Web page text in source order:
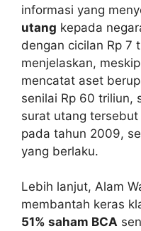
informasi yang
utang kepada
dengan cicilan Rp 7
menjelaskan,
mencatat aset
senilai Rp 60 triliun,
surat utang
pada tahun 2009,
yang berlaku.
Lebih lanjut, Alam
membantah keras
51% saham BCA